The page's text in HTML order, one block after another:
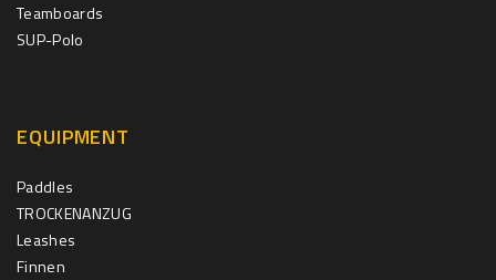
Teamboards
SUP-Polo
EQUIPMENT
Paddles
TROCKENANZUG
Leashes
Finnen